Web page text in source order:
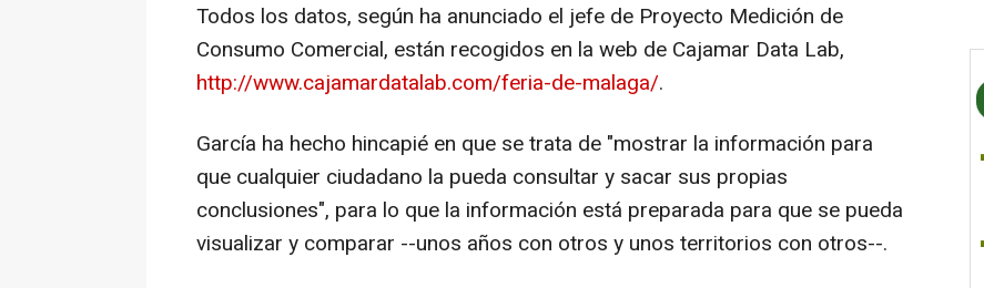
Todos los datos, según ha anunciado el jefe de Proyecto Medición de
Consumo Comercial, están recogidos en la web de Cajamar Data Lab,
http://www.cajamardatalab.com/feria-de-malaga/.
García ha hecho hincapié en que se trata de "mostrar la información para
que cualquier ciudadano la pueda consultar y sacar sus propias
conclusiones", para lo que la información está preparada para que se pueda
visualizar y comparar --unos años con otros y unos territorios con otros--.